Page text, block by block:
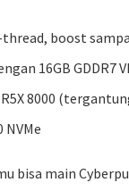
thread, boost
16GB GDDR7
8000
NVMe
bisa main